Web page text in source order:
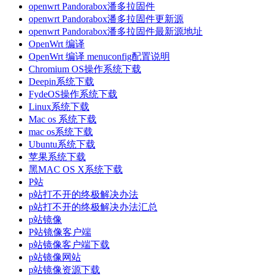
openwrt Pandorabox潘多拉固件
openwrt Pandorabox潘多拉固件更新源
openwrt Pandorabox潘多拉固件最新源地址
OpenWrt 编译
OpenWrt 编译 menuconfig配置说明
Chromium OS操作系统下载
Deepin系统下载
FydeOS操作系统下载
Linux系统下载
Mac os 系统下载
mac os系统下载
Ubuntu系统下载
苹果系统下载
黑MAC OS X系统下载
P站
p站打不开的终极解决办法
p站打不开的终极解决办法汇总
p站镜像
P站镜像客户端
p站镜像客户端下载
p站镜像网站
p站镜像资源下载